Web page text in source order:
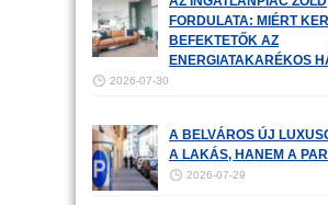
FORDULATA: MIÉRT
BEFEKTETŐK AZ
ENERGIATAKARÉKOS
2026-07-30
A BELVÁROS ÚJ
A LAKÁS, HANEM A
2026-07-29